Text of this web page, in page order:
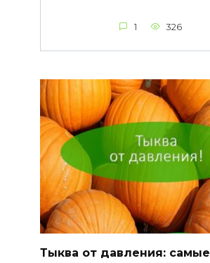
1 326
Тыква от давления: самые